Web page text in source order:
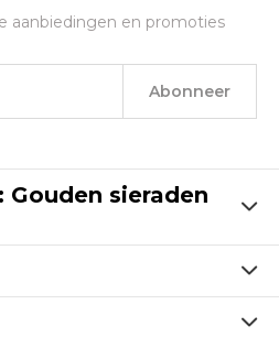
aanbiedingen en promoties
Abonneer
Gouden sieraden